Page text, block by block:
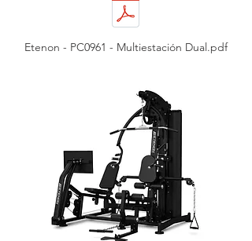
Etenon - PC0961 - Multiestación Dual.pdf